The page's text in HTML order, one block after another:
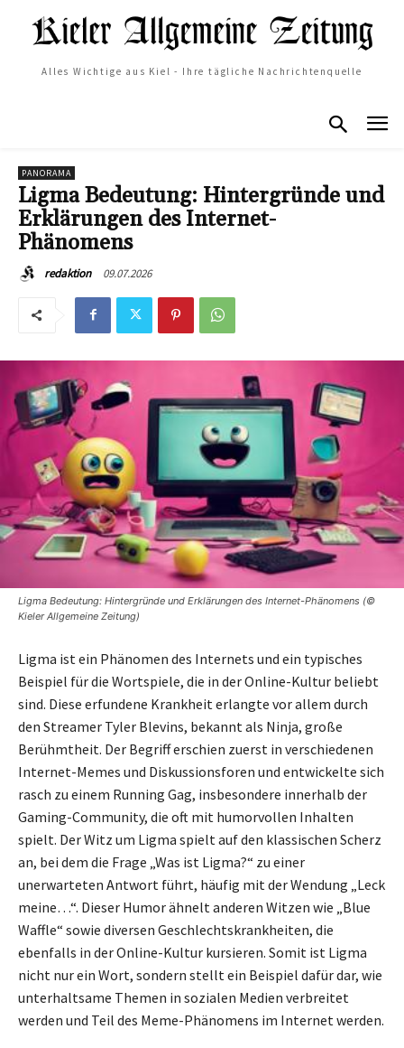
Alles Wichtige aus Kiel - Ihre tägliche Nachrichtenquelle
PANORAMA
Ligma Bedeutung: Hintergründe und
Erklärungen des Internet-
Phänomens
redaktion 09.07.2026
Ligma Bedeutung: Hintergründe und Erklärungen des Internet-Phänomens (©
Kieler Allgemeine Zeitung)
Ligma ist ein Phänomen des Internets und ein typisches
Beispiel für die Wortspiele, die in der Online-Kultur beliebt
sind. Diese erfundene Krankheit erlangte vor allem durch
den Streamer Tyler Blevins, bekannt als Ninja, große
Berühmtheit. Der Begriff erschien zuerst in verschiedenen
Internet-Memes und Diskussionsforen und entwickelte sich
rasch zu einem Running Gag, insbesondere innerhalb der
Gaming-Community, die oft mit humorvollen Inhalten
spielt. Der Witz um Ligma spielt auf den klassischen Scherz
an, bei dem die Frage „Was ist Ligma?“ zu einer
unerwarteten Antwort führt, häufig mit der Wendung „Leck
meine…“. Dieser Humor ähnelt anderen Witzen wie „Blue
Waffle“ sowie diversen Geschlechtskrankheiten, die
ebenfalls in der Online-Kultur kursieren. Somit ist Ligma
nicht nur ein Wort, sondern stellt ein Beispiel dafür dar, wie
unterhaltsame Themen in sozialen Medien verbreitet
werden und Teil des Meme-Phänomens im Internet werden.